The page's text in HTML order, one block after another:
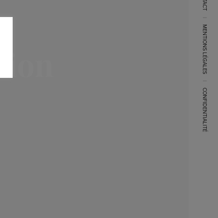
|
MENTIONS LÉGALES
|
CONFIDENTIALITÉ